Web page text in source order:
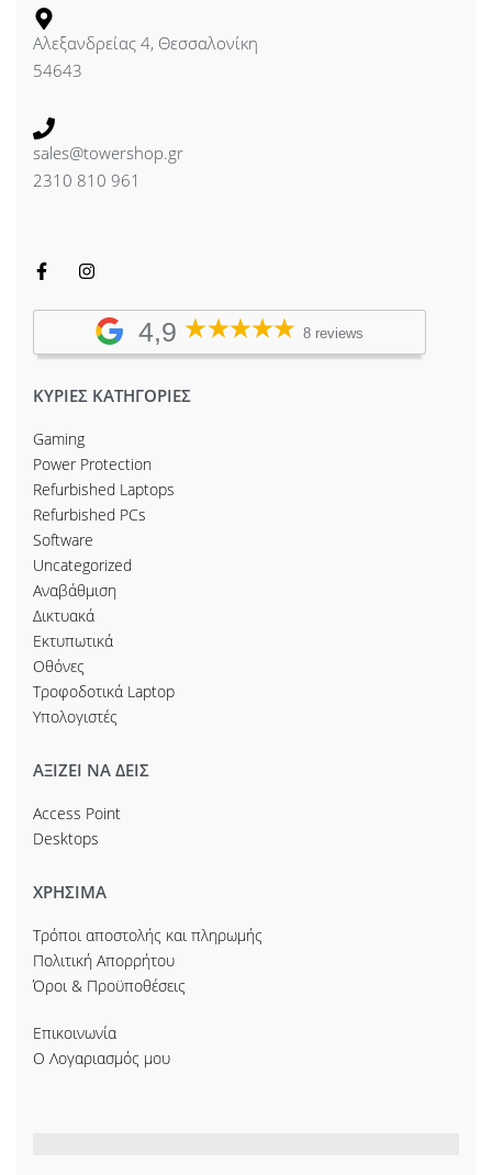
Αλεξανδρείας 4, Θεσσαλονίκη
54643
sales@towershop.gr
2310 810 961
4,9 8 reviews
ΚΥΡΙΕΣ ΚΑΤΗΓΟΡΙΕΣ
Gaming
Power Protection
Refurbished Laptops
Refurbished PCs
Software
Uncategorized
Αναβάθμιση
Δικτυακά
Εκτυπωτικά
Οθόνες
Τροφοδοτικά Laptop
Υπολογιστές
ΑΞΙΖΕΙ ΝΑ ΔΕΙΣ
Access Point
Desktops
ΧΡΗΣΙΜΑ
Τρόποι αποστολής και πληρωμής
Πολιτική Απορρήτου
Όροι & Προϋποθέσεις
Επικοινωνία
Ο Λογαριασμός μου